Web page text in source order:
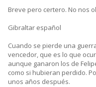
Breve pero certero. No nos
Gibraltar español
Cuando se pierde una
vencedor, que es lo que
aunque ganaron los de
como si hubieran perdido.
unos años después.